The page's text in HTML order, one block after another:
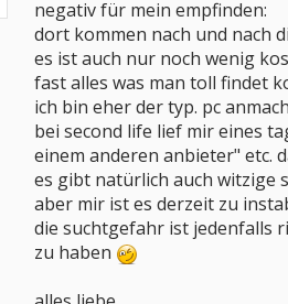
negativ für mein empfinden:
dort kommen nach und nach
es ist auch nur noch wenig
fast alles was man toll findet
ich bin eher der typ. pc
bei second life lief mir eines
einem anderen anbieter" etc.
es gibt natürlich auch witzige
aber mir ist es derzeit zu
die suchtgefahr ist jedenfalls
zu haben